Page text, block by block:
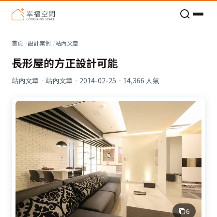
首頁 設計案例 站內文章
長形屋的方正設計可能
站內文章 · 站內文章 · 2014-02-25 · 14,366 人氣
6